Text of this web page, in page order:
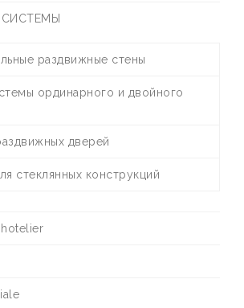
раздвижные стены
ординарного и двойного
дверей
стеклянных конструкций